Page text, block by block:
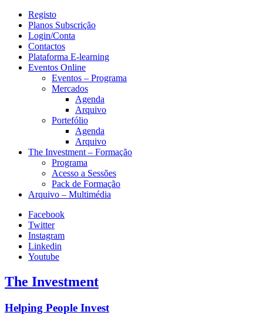
Registo
Planos Subscrição
Login/Conta
Contactos
Plataforma E-learning
Eventos Online
Eventos – Programa
Mercados
Agenda
Arquivo
Portefólio
Agenda
Arquivo
The Investment – Formação
Programa
Acesso a Sessões
Pack de Formação
Arquivo – Multimédia
Facebook
Twitter
Instagram
Linkedin
Youtube
The Investment
Helping People Invest